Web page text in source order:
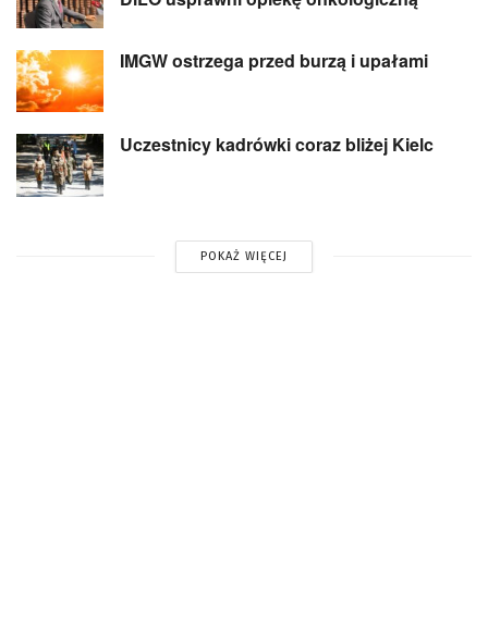
IMGW ostrzega przed burzą i upałami
Uczestnicy kadrówki coraz bliżej Kielc
POKAŻ WIĘCEJ